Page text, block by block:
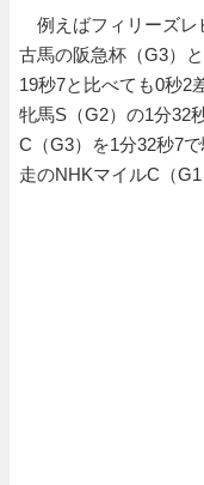
例えばフィリーズレ
古馬の阪急杯（G3）
19秒7と比べても0秒2
牝馬S（G2）の1分32
C（G3）を1分32秒7
走のNHKマイルC（G1